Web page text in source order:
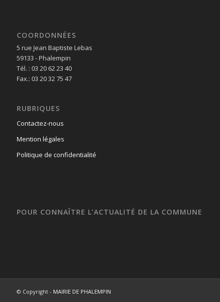
COORDONNÉES
5 rue Jean Baptiste Lebas
59133 - Phalempin
Tél. : 03 20 62 23 40
Fax.: 03 20 32 75 47
RUBRIQUES
Contactez-nous
Mention légales
Politique de confidentialité
POUR CONNAÎTRE L’ACTUALITÉ DE LA COMMUNE
© Copyright - MAIRIE DE PHALEMPIN